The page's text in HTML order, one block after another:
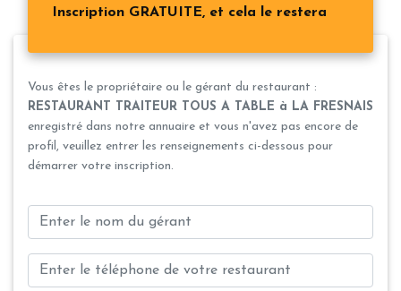
Inscription GRATUITE, et cela le restera
Vous êtes le propriétaire ou le gérant du restaurant :
RESTAURANT TRAITEUR TOUS A TABLE à LA FRESNAIS
enregistré dans notre annuaire et vous n'avez pas encore de
profil, veuillez entrer les renseignements ci-dessous pour
démarrer votre inscription.